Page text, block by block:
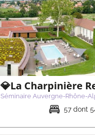
💎La Charpinière
Séminaire Auvergne-Rhône-
57 dont